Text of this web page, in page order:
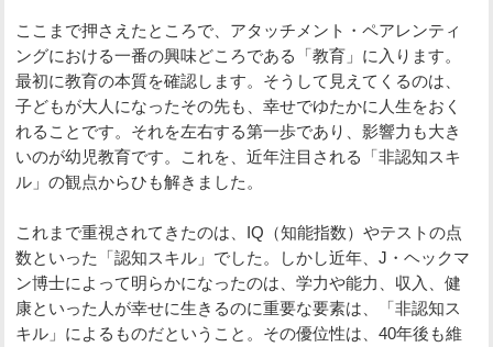
ここまで押さえたところで、アタッチメント・ペアレンティ
ングにおける一番の興味どころである「教育」に入ります。
最初に教育の本質を確認します。そうして見えてくるのは、
子どもが大人になったその先も、幸せでゆたかに人生をおく
れることです。それを左右する第一歩であり、影響力も大き
いのが幼児教育です。これを、近年注目される「非認知スキ
ル」の観点からひも解きました。
これまで重視されてきたのは、IQ（知能指数）やテストの点
数といった「認知スキル」でした。しかし近年、J・ヘックマ
ン博士によって明らかになったのは、学力や能力、収入、健
康といった人が幸せに生きるのに重要な要素は、「非認知ス
キル」によるものだということ。その優位性は、40年後も維